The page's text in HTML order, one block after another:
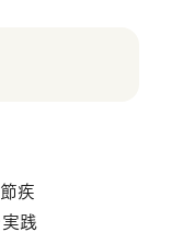
疾
践